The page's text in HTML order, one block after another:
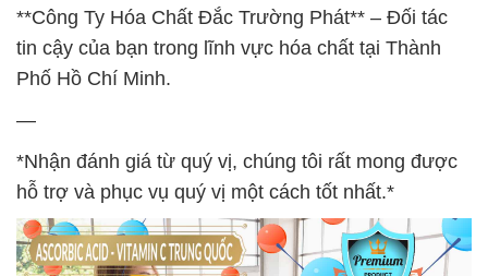
**Công Ty Hóa Chất Đắc Trường Phát** – Đối tác
tin cậy của bạn trong lĩnh vực hóa chất tại Thành
Phố Hồ Chí Minh.
—
*Nhận đánh giá từ quý vị, chúng tôi rất mong được
hỗ trợ và phục vụ quý vị một cách tốt nhất.*